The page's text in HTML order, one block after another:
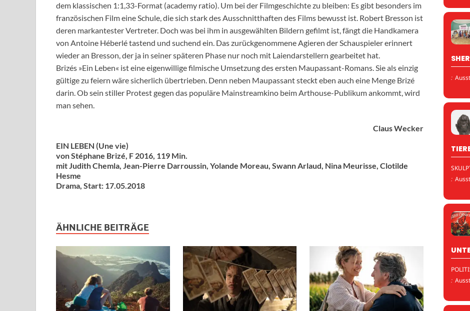
dem klassischen 1:1,33-Format (academy ratio). Um bei der Filmgeschichte zu bleiben: Es gibt besonders im
französischen Film eine Schule, die sich stark des Ausschnitthaften des Films bewusst ist. Robert Bresson ist
deren markantester Vertreter. Doch was bei ihm in ausgewählten Bildern gefilmt ist, fängt die Handkamera
von Antoine Héberlé tastend und suchend ein. Das zurückgenommene Agieren der Schauspieler erinnert
wieder an Bresson, der ja in seiner späteren Phase nur noch mit Laiendarstellern gearbeitet hat.
Brizés »Ein Leben« ist eine eigenwillige filmische Umsetzung des ersten Maupassant-Romans. Sie als einzig
gültige zu feiern wäre sicherlich übertrieben. Denn neben Maupassant steckt eben auch eine Menge Brizé
darin. Ob sein stiller Protest gegen das populäre Mainstreamkino beim Arthouse-Publikum ankommt, wird
man sehen.
Claus Wecker
EIN LEBEN (Une vie)
von Stéphane Brizé, F 2016, 119 Min.
mit Judith Chemla, Jean-Pierre Darroussin, Yolande Moreau, Swann Arlaud, Nina Meurisse, Clotilde
Hesme
Drama, Start: 17.05.2018
ÄHNLICHE BEITRÄGE
:
:
: